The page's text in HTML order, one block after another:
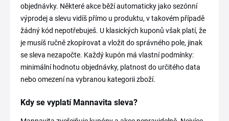
objednávky. Některé akce běží automaticky jako sezónní
výprodej a slevu vidíš přímo u produktu, v takovém případě
žádný kód nepotřebuješ. U klasických kuponů však platí, že
je musíš ručně zkopírovat a vložit do správného pole, jinak
se sleva nezapočte. Každý kupón má vlastní podmínky:
minimální hodnotu objednávky, platnost do určitého data
nebo omezení na vybranou kategorii zboží.
Kdy se vyplatí Mannavita sleva?